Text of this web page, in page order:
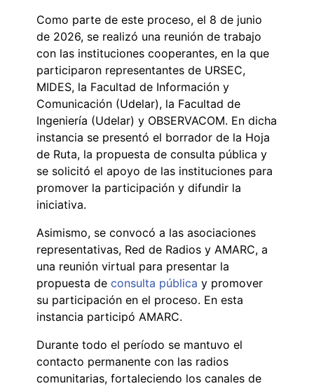
Como parte de este proceso, el 8 de junio
de 2026, se realizó una reunión de trabajo
con las instituciones cooperantes, en la que
participaron representantes de URSEC,
MIDES, la Facultad de Información y
Comunicación (Udelar), la Facultad de
Ingeniería (Udelar) y OBSERVACOM. En dicha
instancia se presentó el borrador de la Hoja
de Ruta, la propuesta de consulta pública y
se solicitó el apoyo de las instituciones para
promover la participación y difundir la
iniciativa.
Asimismo, se convocó a las asociaciones
representativas, Red de Radios y AMARC, a
una reunión virtual para presentar la
propuesta de consulta pública y promover
su participación en el proceso. En esta
instancia participó AMARC.
Durante todo el período se mantuvo el
contacto permanente con las radios
comunitarias, fortaleciendo los canales de